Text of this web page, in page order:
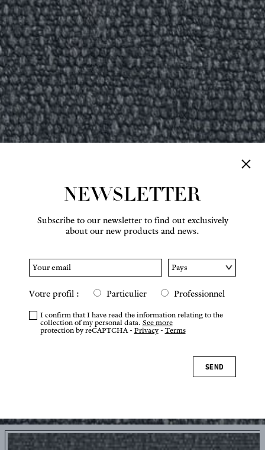
NEWSLETTER
Subscribe to our newsletter to find out exclusively
about our new products and news.
Votre profil : Particulier Professionnel
I confirm that I have read the information relating to the
collection of my personal data. See more
protection by reCAPTCHA - Privacy- Terms
SEND